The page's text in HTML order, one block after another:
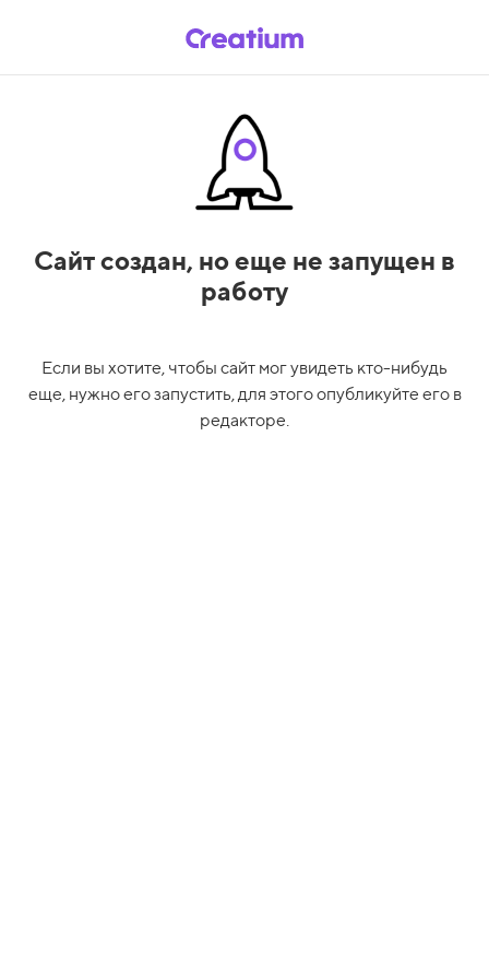
Сайт создан, но еще не запущен в
работу
Если вы хотите, чтобы сайт мог увидеть кто-нибудь
еще, нужно его запустить, для этого опубликуйте его в
редакторе.